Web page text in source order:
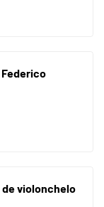
Federico
violonchelo